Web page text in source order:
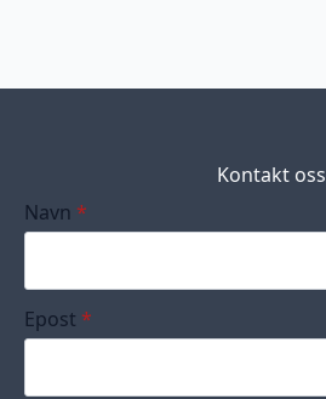
Kontakt oss
Navn *
Epost *